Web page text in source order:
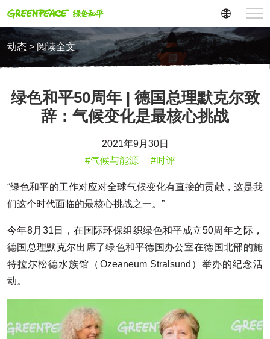
动态 > 阅读全文
绿色和平50周年 | 德国总理默克尔致
辞：气候变化是最核心挑战
2021年9月30日
#气候与能源
#时评
“绿色和平的工作对应对全球气候变化有直接的贡献，这是我
们这个时代面临的最核心挑战之一。”
今年8月31日，在国际环保组织绿色和平成立50周年之际，
德国总理默克尔出席了绿色和平德国办公室在德国北部的施
特拉尔松德水族馆（Ozeaneum Stralsund）举办的纪念活
动。